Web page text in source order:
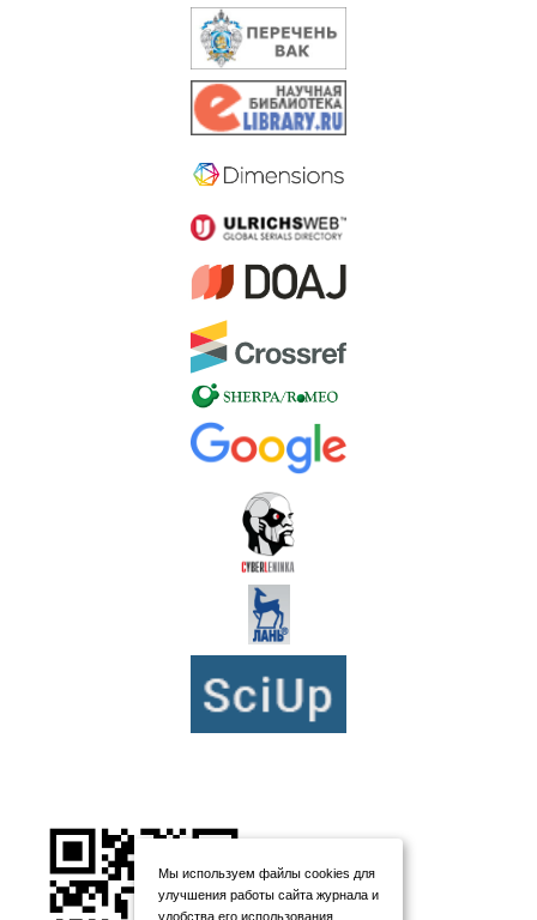
Мы используем файлы cookies для
улучшения работы сайта журнала и
удобства его использования.